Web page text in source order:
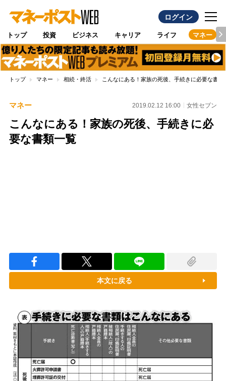
ログイン
トップ 投資 ビジネス キャリア ライフ マネー
トップ マネー 相続・終活 こんなにある！家族の死後、手続きに必要な書類
マネー 2019.02.12 16:00 女性セブン
こんなにある！家族の死後、手続きに必
要な書類一覧
本文に戻る